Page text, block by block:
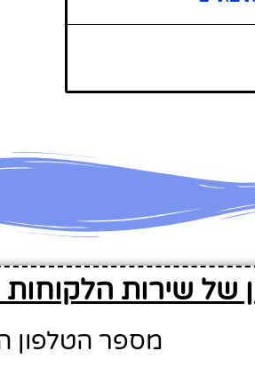
של שירות
מספר הטלפון